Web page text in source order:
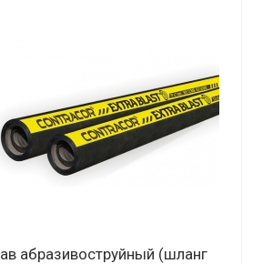
абразивоструйный (шланг